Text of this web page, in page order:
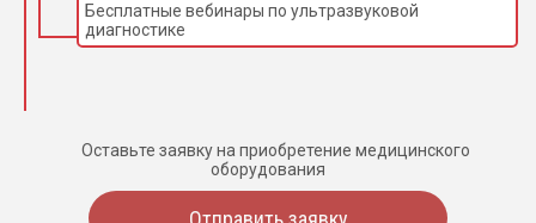
Бесплатные вебинары по ультразвуковой
диагностике
Оставьте заявку на приобретение медицинского
оборудования